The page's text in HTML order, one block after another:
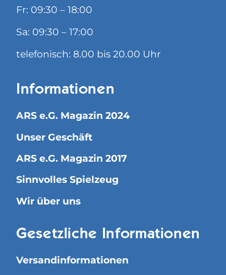
Fr: 09:30 – 18:00
Sa: 09:30 – 17:00
telefonisch: 8.00 bis 20.00 Uhr
Informationen
ARS e.G. Magazin 2024
Unser Geschäft
ARS e.G. Magazin 2017
Sinnvolles Spielzeug
Wir über uns
Gesetzliche Informationen
Versandinformationen